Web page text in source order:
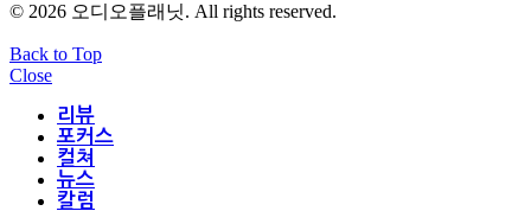
© 2026 오디오플래닛. All rights reserved.
Back to Top
Close
리뷰
포커스
컬쳐
뉴스
칼럼